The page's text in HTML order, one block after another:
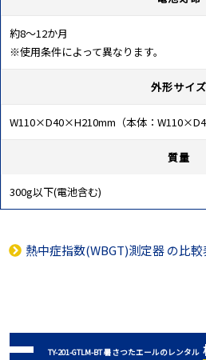
約8～12か月
※使用条件によって異なります。
外形サイズ
W110×D40×H210mm（本体：
質量
300g以下(電池含む)
熱中症指数(WBGT)測定器の比
TY-201-GTLM-BT 暑さつたエールのレンタル